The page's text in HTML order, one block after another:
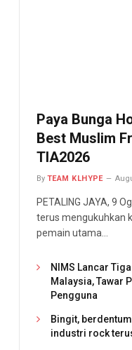
Paya Bunga
Best Muslim
TIA2026
By TEAM KLHYPE
PETALING JAYA, 9
terus mengukuhkan
pemain utama…
NIMS Lancar
Malaysia, Tawar
Pengguna
Bingit,
industri rock